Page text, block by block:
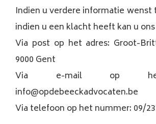
Indien u verdere informatie wenst
indien u een klacht heeft kan u
Via post op het adres: Groot-
9000 Gent
Via e-mail op
info@opdebeeckadvocaten.be
Via telefoon op het nummer: 09/